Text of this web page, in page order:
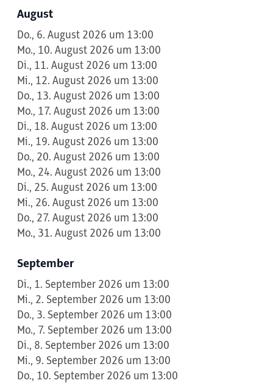
August
Do., 6. August 2026 um 13:00
Mo., 10. August 2026 um 13:00
Di., 11. August 2026 um 13:00
Mi., 12. August 2026 um 13:00
Do., 13. August 2026 um 13:00
Mo., 17. August 2026 um 13:00
Di., 18. August 2026 um 13:00
Mi., 19. August 2026 um 13:00
Do., 20. August 2026 um 13:00
Mo., 24. August 2026 um 13:00
Di., 25. August 2026 um 13:00
Mi., 26. August 2026 um 13:00
Do., 27. August 2026 um 13:00
Mo., 31. August 2026 um 13:00
September
Di., 1. September 2026 um 13:00
Mi., 2. September 2026 um 13:00
Do., 3. September 2026 um 13:00
Mo., 7. September 2026 um 13:00
Di., 8. September 2026 um 13:00
Mi., 9. September 2026 um 13:00
Do., 10. September 2026 um 13:00